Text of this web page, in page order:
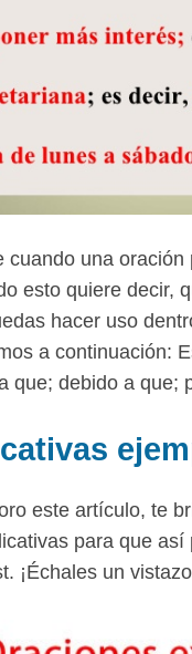
cuando una
esto quiere decir,
hacer uso
a continuación:
que; debido a que;
este artículo, te
para que
¡Échales un